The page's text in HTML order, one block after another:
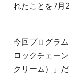
れたことを7月
今回プログラ
ロックチェー
クリーム）」だ